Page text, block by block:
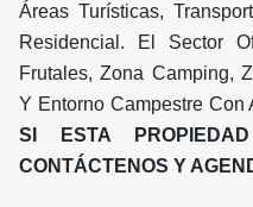
Áreas Turísticas,
Residencial. El Sector
Frutales, Zona Camping,
Y Entorno Campestre Con
SI ESTA
CONTÁCTENOS Y